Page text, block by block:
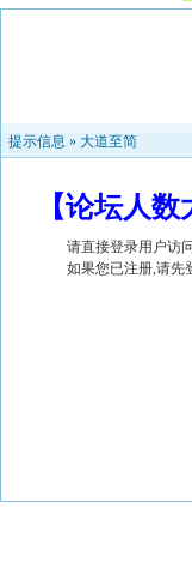
提示信息 » 大道至简
【论坛人
请直接登录用户访
如果您已注册,请先